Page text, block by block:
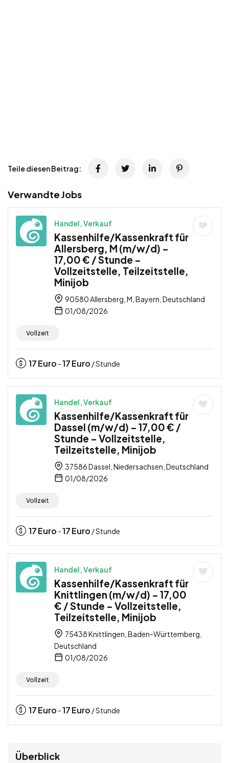
Teile diesen Beitrag:
Verwandte Jobs
Handel, Verkauf
Kassenhilfe/Kassenkraft für
Allersberg, M (m/w/d) –
17,00 € / Stunde –
Vollzeitstelle, Teilzeitstelle,
Minijob
90580 Allersberg, M, Bayern, Deutschland
01/08/2026
Vollzeit
17Euro -17Euro / Stunde
Handel, Verkauf
Kassenhilfe/Kassenkraft für
Dassel (m/w/d) – 17,00 € /
Stunde – Vollzeitstelle,
Teilzeitstelle, Minijob
37586 Dassel, Niedersachsen, Deutschland
01/08/2026
Vollzeit
17Euro -17Euro / Stunde
Handel, Verkauf
Kassenhilfe/Kassenkraft für
Knittlingen (m/w/d) – 17,00
€ / Stunde – Vollzeitstelle,
Teilzeitstelle, Minijob
75438 Knittlingen, Baden-Württemberg,
Deutschland
01/08/2026
Vollzeit
17Euro -17Euro / Stunde
Überblick